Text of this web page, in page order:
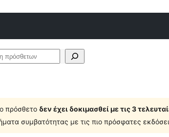
πρόσθετο δεν έχει δοκιμασθεί με τις 3
συμβατότητας με τις πιο πρόσφατες